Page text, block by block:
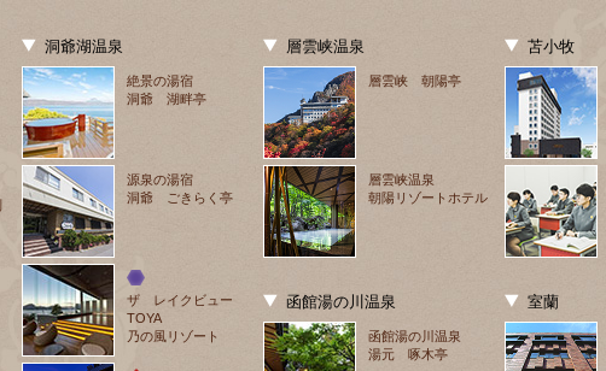
洞爺湖温泉
絶景の湯宿
洞爺 湖畔亭
源泉の湯宿
洞爺 ごきらく亭
ザ　レイクビュー
TOYA
乃の風リゾート
層雲峡温泉
層雲峡 朝陽亭
層雲峡温泉
朝陽リゾートホテル
函館湯の川温泉
函館湯の川温泉
湯元 啄木亭
苫小牧
室蘭